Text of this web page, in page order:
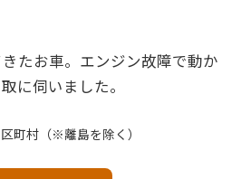
たお車。エンジン故障で動か
に伺いました。
町村（※離島を除く）